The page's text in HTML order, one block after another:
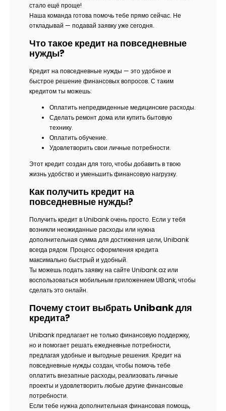
стало ещё проще!
Наша команда готова помочь тебе прямо сейчас. Не
откладывай — подавай заявку уже сегодня.
Что такое кредит на повседневные
нужды?
Кредит на повседневные нужды — это удобное и
быстрое решение финансовых вопросов. С таким
кредитом ты можешь:
Оплатить непредвиденные медицинские расходы.
Сделать ремонт дома или купить бытовую
технику.
Оплатить обучение.
Удовлетворить свои личные потребности.
Этот кредит создан для того, чтобы добавить в твою
жизнь удобство и уменьшить финансовую нагрузку.
Как получить кредит на
повседневные нужды?
Получить кредит в Unibank очень просто. Если у тебя
возникли неожиданные расходы или нужна
дополнительная сумма для достижения цели, Unibank
всегда рядом. Процесс оформления кредита
максимально быстрый и удобный.
Ты можешь подать заявку на сайте Unibank.az или
воспользоваться мобильным приложением UBank, чтобы
сделать это онлайн.
Почему стоит выбрать Unibank для
кредита?
Unibank предлагает не только финансовую поддержку,
но и помогает решать ежедневные потребности,
предлагая удобные и выгодные решения. Кредит на
повседневные нужды создан, чтобы помочь тебе
оплатить внезапные расходы, реализовать личные
проекты и удовлетворить любые другие финансовые
потребности.
Если тебе нужна дополнительная финансовая помощь,